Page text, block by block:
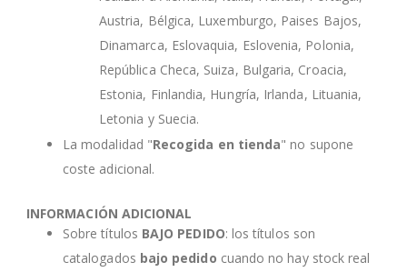
Austria, Bélgica, Luxemburgo, Paises Bajos,
Dinamarca, Eslovaquia, Eslovenia, Polonia,
República Checa, Suiza, Bulgaria, Croacia,
Estonia, Finlandia, Hungría, Irlanda, Lituania,
Letonia y Suecia.
La modalidad "Recogida en tienda" no supone
coste adicional.
INFORMACIÓN ADICIONAL
Sobre títulos BAJO PEDIDO: los títulos son
catalogados bajo pedido cuando no hay stock real